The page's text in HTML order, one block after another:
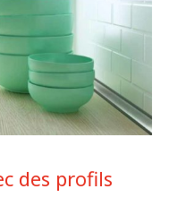
des profils